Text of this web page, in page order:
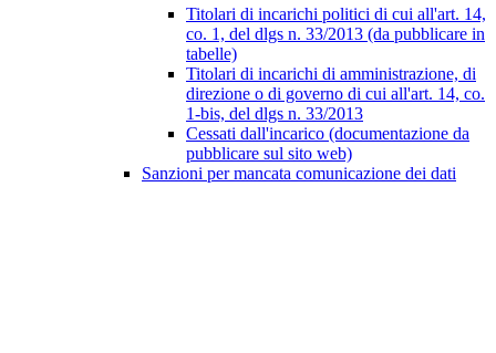
Titolari di incarichi politici di cui all'art. 14,
co. 1, del dlgs n. 33/2013 (da pubblicare in
tabelle)
Titolari di incarichi di amministrazione, di
direzione o di governo di cui all'art. 14, co.
1-bis, del dlgs n. 33/2013
Cessati dall'incarico (documentazione da
pubblicare sul sito web)
Sanzioni per mancata comunicazione dei dati